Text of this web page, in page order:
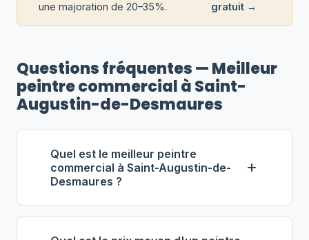
une majoration de 20–35%.
gratuit →
Questions fréquentes — Meilleur
peintre commercial à Saint-
Augustin-de-Desmaures
Quel est le meilleur peintre
commercial à Saint-Augustin-de-
Desmaures ?
Selon notre classement,Plante
Solutions Peinture
(propriétaire : Éric